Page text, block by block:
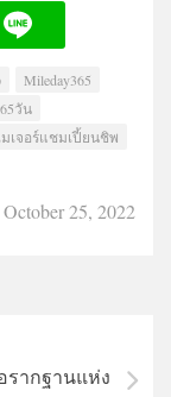
Mileday365
วัน
เจอร์แชมเปี้ยนชิพ
October 25, 2022
รากฐานแห่ง